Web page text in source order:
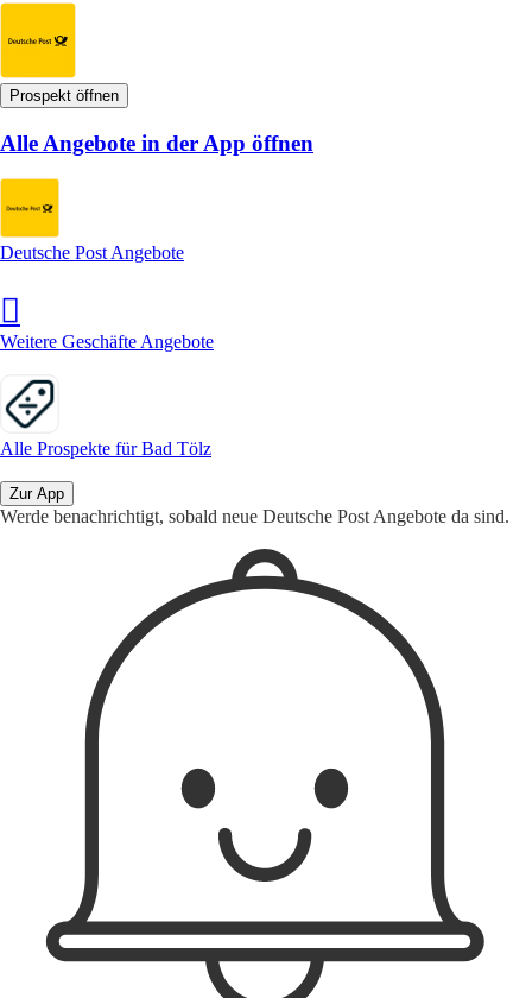
Prospekt öffnen
Alle Angebote in der App öffnen
Deutsche Post Angebote
Weitere Geschäfte Angebote
Alle Prospekte für Bad Tölz
Zur App
Werde benachrichtigt, sobald neue Deutsche Post Angebote da sind.